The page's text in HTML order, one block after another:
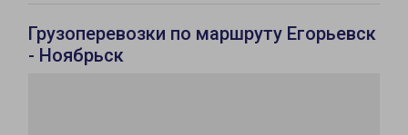
Грузоперевозки по маршруту Егорьевск
- Ноябрьск